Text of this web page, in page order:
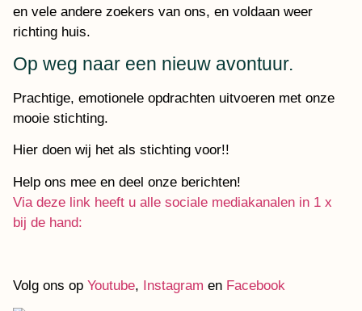
en vele andere zoekers van ons, en voldaan weer
richting huis.
Op weg naar een nieuw avontuur.
Prachtige, emotionele opdrachten uitvoeren met onze
mooie stichting.
Hier doen wij het als stichting voor!!
Help ons mee en deel onze berichten!
Via deze link heeft u alle sociale mediakanalen in 1 x
bij de hand:
Volg ons op Youtube, Instagram en Facebook